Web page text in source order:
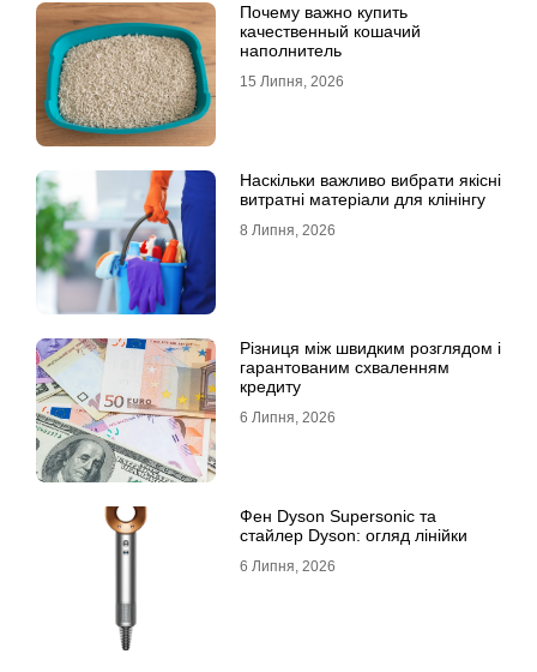
Почему важно купить
качественный кошачий
наполнитель
15 Липня, 2026
Наскільки важливо вибрати якісні
витратні матеріали для клінінгу
8 Липня, 2026
Різниця між швидким розглядом і
гарантованим схваленням
кредиту
6 Липня, 2026
Фен Dyson Supersonic та
стайлер Dyson: огляд лінійки
6 Липня, 2026